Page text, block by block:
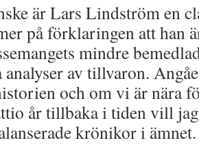
är Lars Lindström en
på förklaringen att han
mindre
analyser av tillvaron.
och om vi är nära
år tillbaka i tiden vill
krönikor i ämnet.